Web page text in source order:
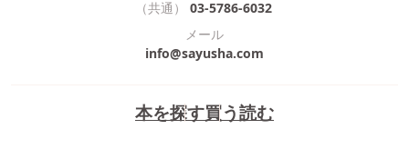
本を探す買う読む
（共通）
03-5786-6032
メール
info@sayusha.com